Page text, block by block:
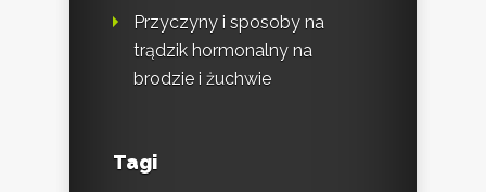
Przyczyny i sposoby na
trądzik hormonalny na
brodzie i żuchwie
Tagi